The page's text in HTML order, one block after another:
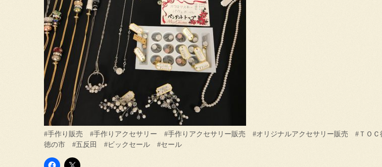
#手作り販売 #手作りアクセサリー #手作りアクセサリー販売 #オリジナルアクセサリー販売 #ＴＯ
徳の市 #五反田 #ビックセール #セール